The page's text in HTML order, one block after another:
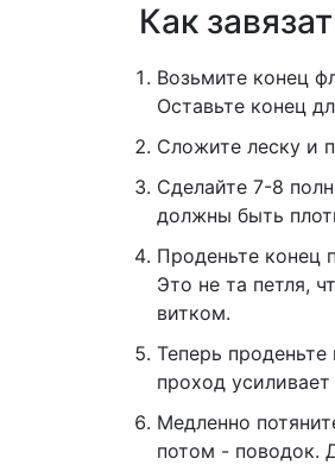
Как
Возьмите конец
Оставьте конец
Сложите леску и
Сделайте 7-8
должны быть
Проденьте конец
Это не та петля,
витком.
Теперь
проход
Медленно
потом - поводок.